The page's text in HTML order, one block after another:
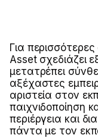
Για
Asset σχεδιάζει
μετατρέπει
αξέχαστες
αριστεία στον
παιχνιδοποίηση
περιέργεια και
πάντα με τον